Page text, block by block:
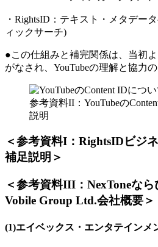
・RightsID：テキスト・メタデー
ィックサーチ)
●この仕組みと補完関係は、当初
がなされ、YouTubeの理解と協力
参考資料II：YouTubeの
説明
＜参考資料I：RightsIDビジ
補足説明＞
＜参考資料III：NexToneな
Vobile Group Ltd.会社概要＞
(1)エイベックス・エンタテインメ